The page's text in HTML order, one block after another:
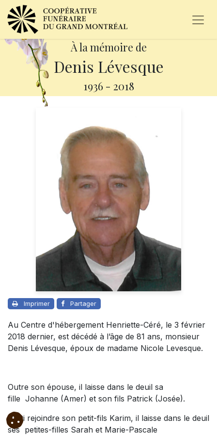
À la mémoire de
Denis Lévesque
1936 - 2018
Imprimer Partager
Au Centre d'hébergement Henriette-Céré, le 3 février
2018 dernier, est décédé à l’âge de 81 ans, monsieur
Denis Lévesque, époux de madame Nicole Levesque.
Outre son épouse, il laisse dans le deuil sa
fille Johanne (Amer) et son fils Patrick (Josée).
Parti rejoindre son petit-fils Karim, il laisse dans le deuil
ses petites-filles Sarah et Marie-Pascale